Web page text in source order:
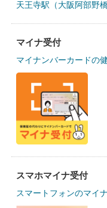
天王寺駅（大阪阿部野橋
マイナ受付
マイナンバーカードの
スマホマイナ受付
スマートフォンのマイ